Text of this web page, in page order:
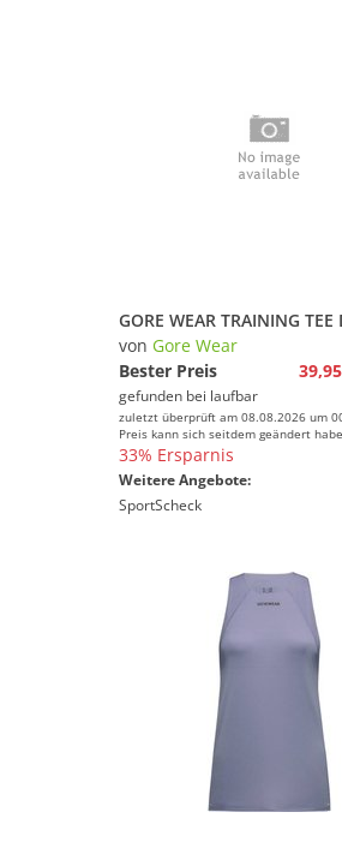
von Gore Wear
Bester Preis
gefunden bei laufbar
zuletzt überprüft am 08.08.2026 um
Preis kann sich seitdem geändert
33% Ersparnis
Weitere Angebote:
SportScheck